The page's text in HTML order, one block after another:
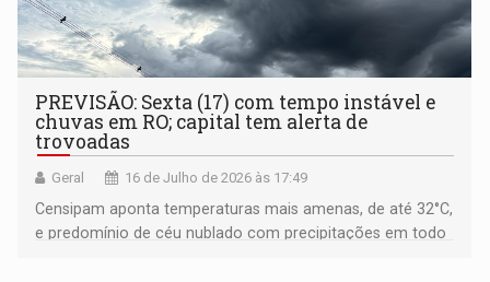
PREVISÃO: Sexta (17) com tempo instável e
chuvas em RO; capital tem alerta de
trovoadas
Geral 16 de Julho de 2026 às 17:49
Censipam aponta temperaturas mais amenas, de até 32°C,
e predomínio de céu nublado com precipitações em todo